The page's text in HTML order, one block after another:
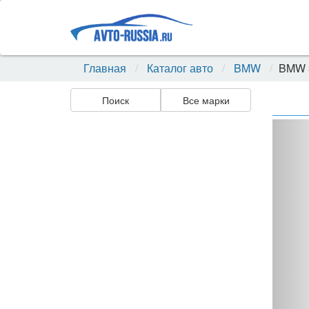
Главная Каталог авто BMW
Поиск Все марки